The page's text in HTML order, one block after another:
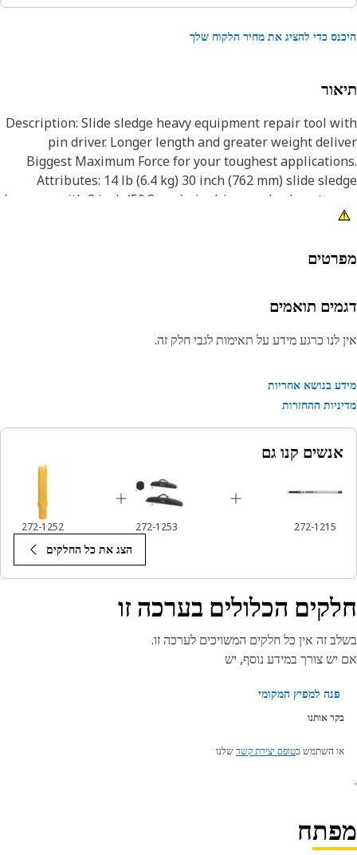
כדי להציג את מחיר הלקוח שלך
Description: Slide sledge heavy equipment repair tool
pin driver. Longer length and greater weight
Biggest Maximum Force for your toughest
Attributes: 14 lb (6.4 kg) 30 inch (762 mm) slide
hammer with 2 inch (50.8 mm) pin driver and nylon
bag. Application: Dealer Tool Consult your owners
תואמים
לנו כרגע מידע על תאימות לגבי חלק זה.
בנושא אחריות
ההחזרות
אנשים קנו גם
272-1215
272-1253
272-1252
הצג את כל החלקים
הכלולים בערכה זו
זה אין כל חלקים המשויכים לערכה זו.
צורך במידע נוסף, יש
פנה למפיץ המקומי
בקר אותנו
או השתמש בטופס יצירת קשרשלנו